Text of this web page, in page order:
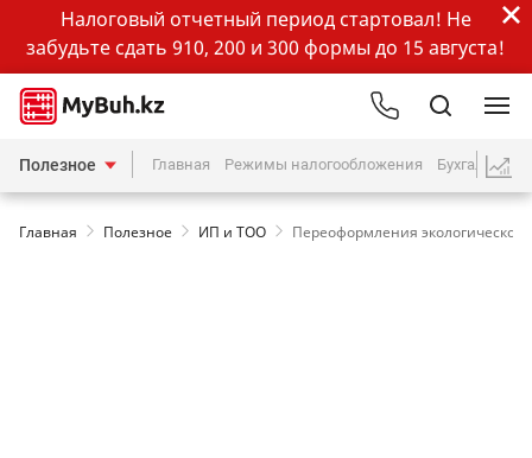
Налоговый отчетный период стартовал! Не
забудьте сдать 910, 200 и 300 формы до 15 августа!
Полезное Главная Режимы налогообложения Бухгалтерия
Главная Полезное ИП и ТОО Переоформления